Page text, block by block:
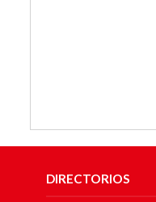
DIRECTORIOS